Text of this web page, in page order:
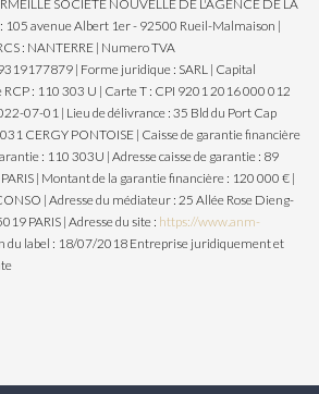
SOCIETE NOUVELLE DE L'AGENCE DE LA
: 105 avenue Albert 1er - 92500 Rueil-Malmaison |
: NANTERRE | Numero TVA
| Forme juridique : SARL | Capital
: 110 303 U | Carte T : CPI 9201 2016 000 012
07-01 | Lieu de délivrance : 35 Bld du Port Cap
CERGY PONTOISE | Caisse de garantie financière
: 110 303U | Adresse caisse de garantie : 89
| Montant de la garantie financière : 120 000 € |
| Adresse du médiateur : 25 Allée Rose Dieng-
PARIS | Adresse du site : https://www.anm-
du label : 18/07/2018Entreprise juridiquement et